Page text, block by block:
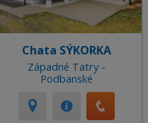
Chata SÝKORKA
Západné Tatry -
Podbanské